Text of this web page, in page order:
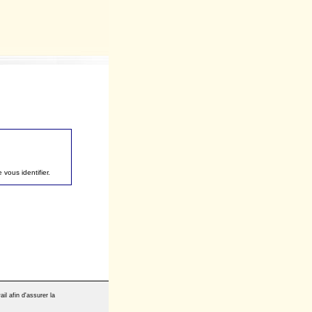
vous identifier.
afin d'assurer la